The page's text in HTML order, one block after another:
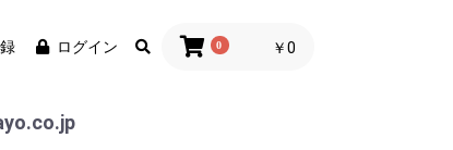
ログイン 0 ￥0